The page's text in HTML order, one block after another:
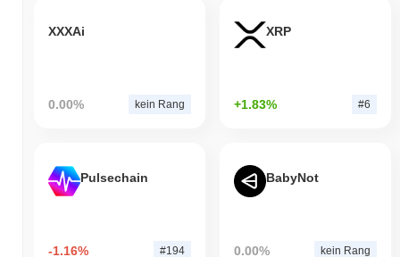
XXXAi
0.00% kein Rang
XRP
+1.83% #6
Pulsechain
-1.16% #194
BabyNot
0.00% kein Rang